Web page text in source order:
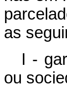
as
I -
ou